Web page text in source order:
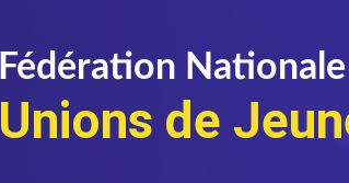
Fédération
Unions de